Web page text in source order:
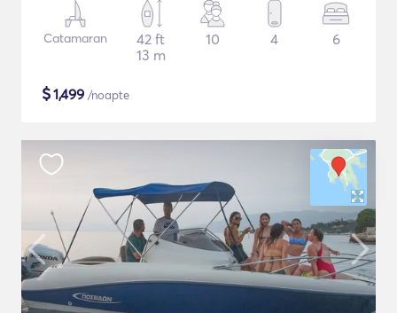
Catamaran
42 ft
13 m
10 4 6
$1,499 /noapte